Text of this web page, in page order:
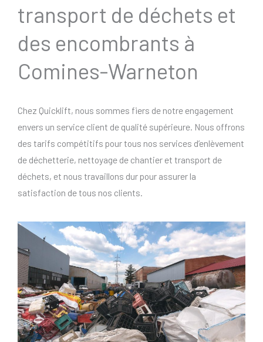
transport de déchets et
des encombrants à
Comines-Warneton
Chez Quicklift, nous sommes fiers de notre engagement
envers un service client de qualité supérieure. Nous offrons
des tarifs compétitifs pour tous nos services d’enlèvement
de déchetterie, nettoyage de chantier et transport de
déchets, et nous travaillons dur pour assurer la
satisfaction de tous nos clients.